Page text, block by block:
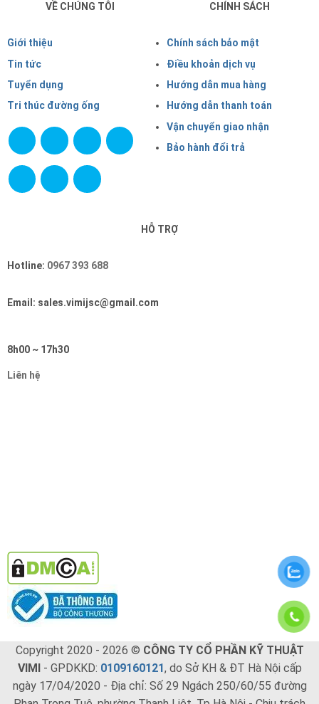
VỀ CHÚNG TÔI
Giới thiệu
Tin tức
Tuyển dụng
Tri thúc đường ống
CHÍNH SÁCH
Chính sách bảo mật
Điều khoản dịch vụ
Hướng dẫn mua hàng
Hướng dẫn thanh toán
Vận chuyển giao nhận
Bảo hành đổi trả
HỖ TRỢ
Hotline: 0967 393 688
Email: sales.vimijsc@gmail.com
8h00 ~ 17h30
Liên hệ
Copyright 2020 - 2026 © CÔNG TY CỔ PHẦN KỸ THUẬT
VIMI- GPDKKD: 0109160121, do Sở KH & ĐT Hà Nội cấp
ngày 17/04/2020 - Địa chỉ: Số 29 Ngách 250/60/55 đường